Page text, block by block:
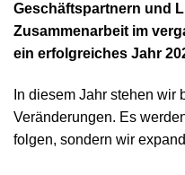
Geschäftspartnern und
Zusammenarbeit im
ein erfolgreiches Jahr
In diesem Jahr stehen wir
Veränderungen. Es
folgen, sondern wir